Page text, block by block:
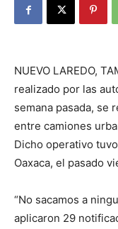
NUEVO LAREDO,
realizado por las
semana pasada, se
entre camiones
Dicho operativo
Oaxaca, el pasado
“No sacamos a
aplicaron 29